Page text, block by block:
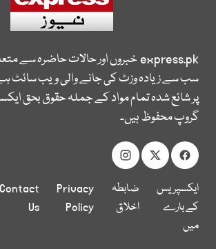
express.pkخبروں اور حالات حاضرہ سے
سب سے زیادہ وزٹ کی جانے والی ویب سائٹ
پر شائع شدہ تمام مواد کے جملہ حقوق بحق
گروپ محفوظ ہیں۔
ایکسپریس
کے بارے
میں
ضابطہ
اخلاق
Privacy
Policy
Contact
Us